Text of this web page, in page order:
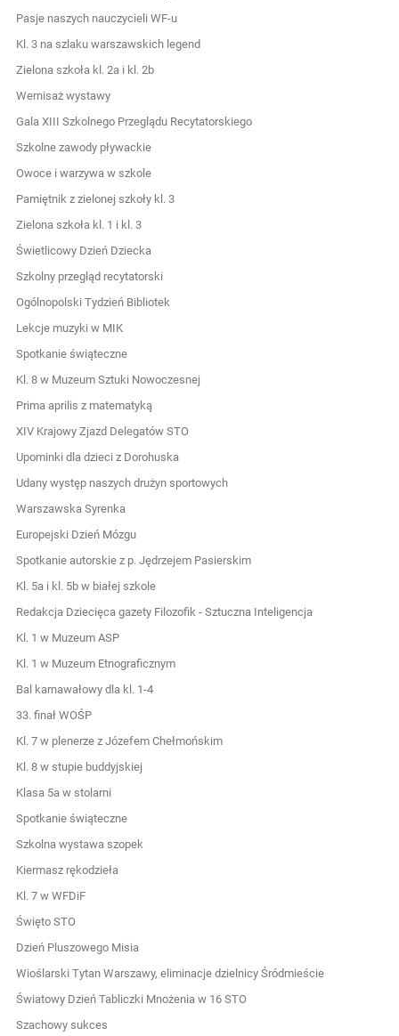
Pasje naszych nauczycieli WF-u
Kl. 3 na szlaku warszawskich legend
Zielona szkoła kl. 2a i kl. 2b
Wernisaż wystawy
Gala XIII Szkolnego Przeglądu Recytatorskiego
Szkolne zawody pływackie
Owoce i warzywa w szkole
Pamiętnik z zielonej szkoły kl. 3
Zielona szkoła kl. 1 i kl. 3
Świetlicowy Dzień Dziecka
Szkolny przegląd recytatorski
Ogólnopolski Tydzień Bibliotek
Lekcje muzyki w MIK
Spotkanie świąteczne
Kl. 8 w Muzeum Sztuki Nowoczesnej
Prima aprilis z matematyką
XIV Krajowy Zjazd Delegatów STO
Upominki dla dzieci z Dorohuska
Udany występ naszych drużyn sportowych
Warszawska Syrenka
Europejski Dzień Mózgu
Spotkanie autorskie z p. Jędrzejem Pasierskim
Kl. 5a i kl. 5b w białej szkole
Redakcja Dziecięca gazety Filozofik - Sztuczna Inteligencja
Kl. 1 w Muzeum ASP
Kl. 1 w Muzeum Etnograficznym
Bal karnawałowy dla kl. 1-4
33. finał WOŚP
Kl. 7 w plenerze z Józefem Chełmońskim
Kl. 8 w stupie buddyjskiej
Klasa 5a w stolarni
Spotkanie świąteczne
Szkolna wystawa szopek
Kiermasz rękodzieła
Kl. 7 w WFDiF
Święto STO
Dzień Pluszowego Misia
Wioślarski Tytan Warszawy, eliminacje dzielnicy Śródmieście
Światowy Dzień Tabliczki Mnożenia w 16 STO
Szachowy sukces